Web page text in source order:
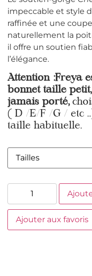
impeccable et style
raffinée et une
naturellement la
il offre un soutien
l’élégance.
Attention :Freya
bonnet taille petit,
jamais porté,
( D /E/F /G / etc
taille habituelle.
Ajouter aux favoris